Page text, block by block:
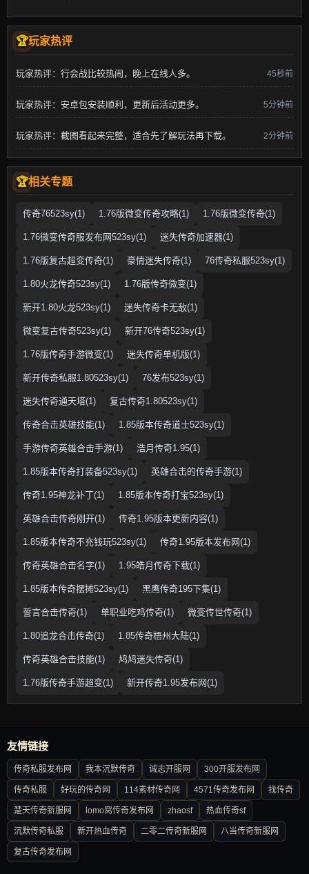
玩家热评
玩家热评：行会战比较热闹，晚上在线人多。 45秒前
玩家热评：安卓包安装顺利，更新后活动更多。 5分钟前
玩家热评：截图看起来完整，适合先了解玩法再下载。 2分钟前
相关专题
传奇76523sy(1) 1.76版微变传奇攻略(1) 1.76版微变传奇(1)
1.76微变传奇服发布网523sy(1) 迷失传奇加速器(1)
1.76版复古超变传奇(1) 豪情迷失传奇(1) 76传奇私服523sy(1)
1.80火龙传奇523sy(1) 1.76版传奇微变(1)
新开1.80火龙523sy(1) 迷失传奇卡无敌(1)
微变复古传奇523sy(1) 新开76传奇523sy(1)
1.76版传奇手游微变(1) 迷失传奇单机版(1)
新开传奇私服1.80523sy(1) 76发布523sy(1)
迷失传奇通天塔(1) 复古传奇1.80523sy(1)
传奇合击英雄技能(1) 1.85版本传奇道士523sy(1)
手游传奇英雄合击手游(1) 浩月传奇1.95(1)
1.85版本传奇打装备523sy(1) 英雄合击的传奇手游(1)
传奇1.95神龙补丁(1) 1.85版本传奇打宝523sy(1)
英雄合击传奇刚开(1) 传奇1.95版本更新内容(1)
1.85版本传奇不充钱玩523sy(1) 传奇1.95版本发布网(1)
传奇英雄合击名字(1) 1.95皓月传奇下载(1)
1.85版本传奇摆摊523sy(1) 黑鹰传奇195下集(1)
誓言合击传奇(1) 单职业吃鸡传奇(1) 微变传世传奇(1)
1.80追龙合击传奇(1) 1.85传奇梧州大陆(1)
传奇英雄合击技能(1) 鸠鸠迷失传奇(1)
1.76版传奇手游超变(1) 新开传奇1.95发布网(1)
友情链接
传奇私服发布网 我本沉默传奇 诚志开服网 300开服发布网
传奇私服 好玩的传奇网 114素材传奇网 4571传奇发布网 找传奇
楚天传奇新服网 lomo窝传奇发布网 zhaosf 热血传奇sf
沉默传奇私服 新开热血传奇 二零二传奇新服网 八当传奇新服网
复古传奇发布网